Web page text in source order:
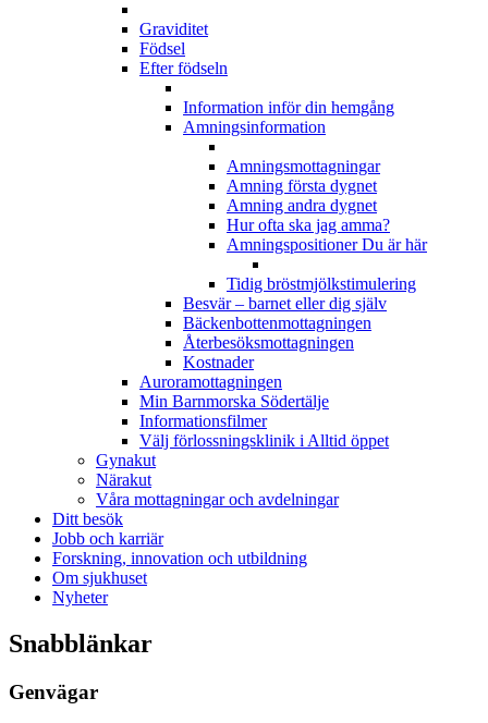
Graviditet
Födsel
Efter födseln
Information inför din hemgång
Amningsinformation
Amningsmottagningar
Amning första dygnet
Amning andra dygnet
Hur ofta ska jag amma?
Amningspositioner Du är här
Tidig bröstmjölkstimulering
Besvär – barnet eller dig själv
Bäckenbottenmottagningen
Återbesöksmottagningen
Kostnader
Auroramottagningen
Min Barnmorska Södertälje
Informationsfilmer
Välj förlossningsklinik i Alltid öppet
Gynakut
Närakut
Våra mottagningar och avdelningar
Ditt besök
Jobb och karriär
Forskning, innovation och utbildning
Om sjukhuset
Nyheter
Snabblänkar
Genvägar